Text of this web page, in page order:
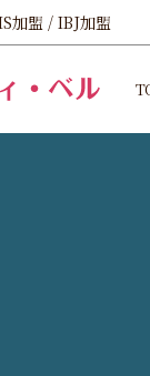
加盟 / IBJ加盟